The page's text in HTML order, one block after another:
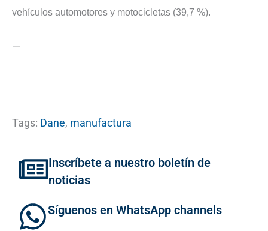
vehículos automotores y motocicletas (39,7 %).
—
Tags: Dane, manufactura
Inscríbete a nuestro boletín de
noticias
Síguenos en WhatsApp channels